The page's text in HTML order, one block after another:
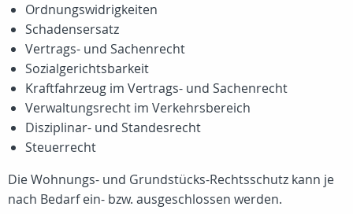
Ordnungswidrigkeiten
Schadensersatz
Vertrags- und Sachenrecht
Sozialgerichtsbarkeit
Kraftfahrzeug im Vertrags- und Sachenrecht
Verwaltungsrecht im Verkehrsbereich
Disziplinar- und Standesrecht
Steuerrecht
Die Wohnungs- und Grundstücks-Rechtsschutz kann je
nach Bedarf ein- bzw. ausgeschlossen werden.